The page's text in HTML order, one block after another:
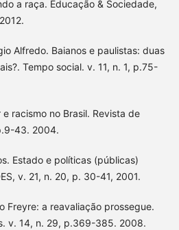
a raça. Educação & Sociedade,
Alfredo. Baianos e paulistas: duas
Tempo social. v. 11, n. 1, p.75-
e racismo no Brasil. Revista de
43. 2004.
Estado e políticas (públicas)
v. 21, n. 20, p. 30-41, 2001.
Freyre: a reavaliação prossegue.
v. 14, n. 29, p.369-385. 2008.